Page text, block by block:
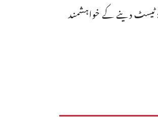
ڈی کیٹ 2026: ٹیسٹ دینے کے خواہشمند